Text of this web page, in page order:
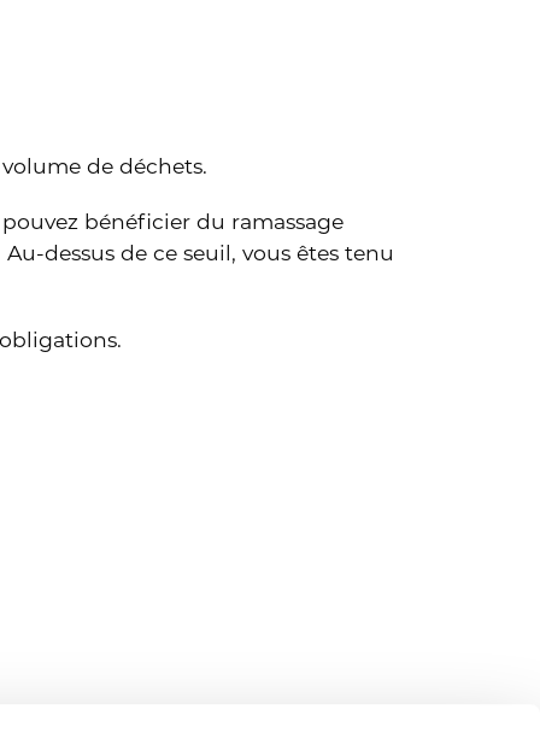
de déchets.
bénéficier du ramassage
dessus de ce seuil, vous êtes tenu